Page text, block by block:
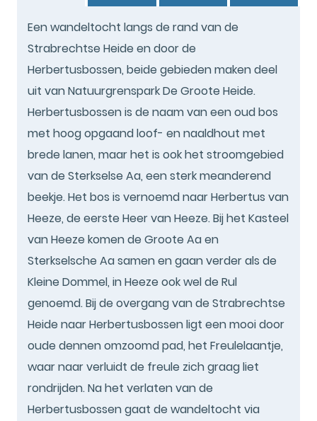
Een wandeltocht langs de rand van de
Strabrechtse Heide en door de
Herbertusbossen, beide gebieden maken deel
uit van Natuurgrenspark De Groote Heide.
Herbertusbossen is de naam van een oud bos
met hoog opgaand loof- en naaldhout met
brede lanen, maar het is ook het stroomgebied
van de Sterkselse Aa, een sterk meanderend
beekje. Het bos is vernoemd naar Herbertus van
Heeze, de eerste Heer van Heeze. Bij het Kasteel
van Heeze komen de Groote Aa en
Sterkselsche Aa samen en gaan verder als de
Kleine Dommel, in Heeze ook wel de Rul
genoemd. Bij de overgang van de Strabrechtse
Heide naar Herbertusbossen ligt een mooi door
oude dennen omzoomd pad, het Freulelaantje,
waar naar verluidt de freule zich graag liet
rondrijden. Na het verlaten van de
Herbertusbossen gaat de wandeltocht via